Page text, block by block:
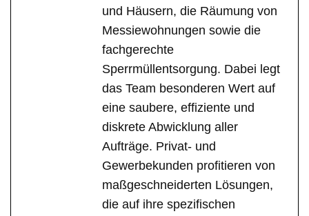
und Häusern, die Räumung von
Messiewohnungen sowie die
fachgerechte
Sperrmüllentsorgung. Dabei legt
das Team besonderen Wert auf
eine saubere, effiziente und
diskrete Abwicklung aller
Aufträge. Privat- und
Gewerbekunden profitieren von
maßgeschneiderten Lösungen,
die auf ihre spezifischen